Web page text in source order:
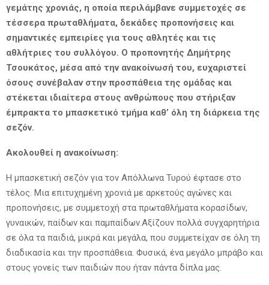
γεμάτης χρονιάς, η οποία περιλάμβανε συμμετοχές σε
τέσσερα πρωταθλήματα, δεκάδες προπονήσεις και
σημαντικές εμπειρίες για τους αθλητές και τις
αθλήτριες του συλλόγου. Ο προπονητής Δημήτρης
Τσουκάτος, μέσα από την ανακοίνωσή του, ευχαριστεί
όσους συνέβαλαν στην προσπάθεια της ομάδας και
στέκεται ιδιαίτερα στους ανθρώπους που στήριξαν
έμπρακτα το μπασκετικό τμήμα καθ’ όλη τη διάρκεια της
σεζόν.
Ακολουθεί η ανακοίνωση:
Η μπασκετική σεζόν για τον Απόλλωνα Τυρού έφτασε στο
τέλος. Μια επιτυχημένη χρονιά με αρκετούς αγώνες και
προπονήσεις, με συμμετοχή στα πρωταθλήματα κορασίδων,
γυναικών, παίδων και παμπαίδων.Αξίζουν πολλά συγχαρητήρια
σε όλα τα παιδιά, μικρά και μεγάλα, που συμμετείχαν σε όλη τη
διαδικασία και την προσπάθεια. Φυσικά, ένα μεγάλο μπράβο και
στους γονείς των παιδιών που ήταν πάντα δίπλα μας.